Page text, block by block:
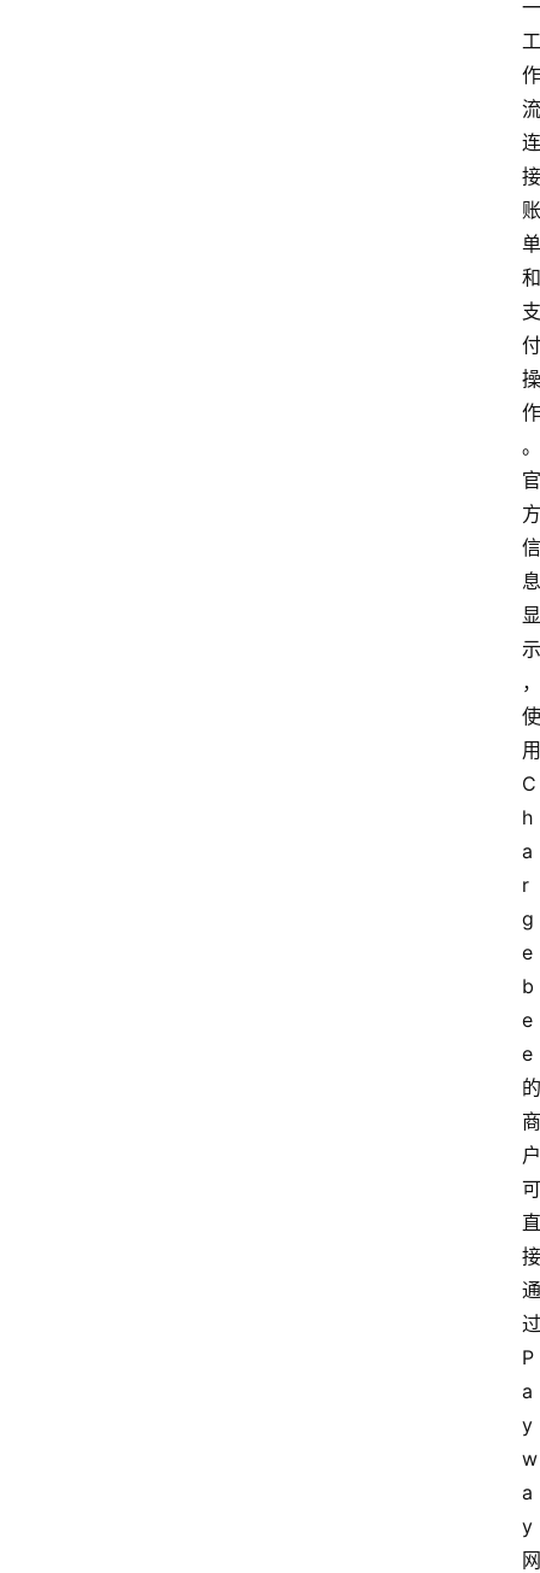
一
工
作
流
连
接
账
单
和
支
付
操
作
。
官
方
信
息
显
示
，
使
用
C
h
a
r
g
e
b
e
e
的
商
户
可
直
接
通
过
P
a
y
w
a
y
网